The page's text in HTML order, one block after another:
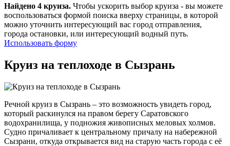
Найдено 4 круиза. Чтобы ускорить выбор круиза - вы можете
воспользоваться формой поиска вверху страницы, в которой
можно уточнить интересующий вас город отправления,
города остановки, или интересующий водный путь.
Использовать форму
Круиз на теплоходе в Сызрань
Речной круиз в Сызрань – это возможность увидеть город,
который раскинулся на правом берегу Саратовского
водохранилища, у подножия живописных меловых холмов.
Судно причаливает к центральному причалу на набережной
Сызрани, откуда открывается вид на старую часть города с её